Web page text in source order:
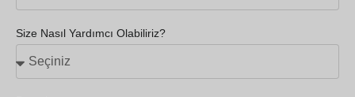
Size Nasıl Yardımcı Olabiliriz?